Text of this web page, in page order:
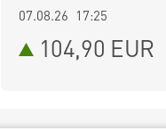
07.08.26 17:25
104,90 EUR